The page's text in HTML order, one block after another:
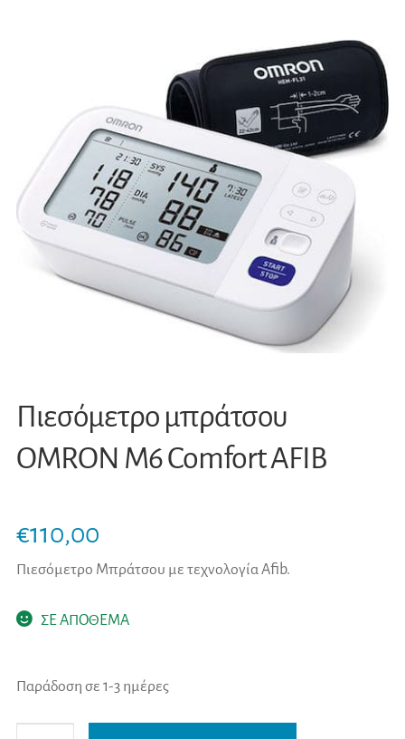
Πιεσόμετρο μπράτσου
OMRON M6 Comfort AFIB
€110,00
Πιεσόμετρο Μπράτσου με τεχνολογία Αfib.
ΣΕ ΑΠΟΘΕΜΑ
Παράδοση σε 1-3 ημέρες